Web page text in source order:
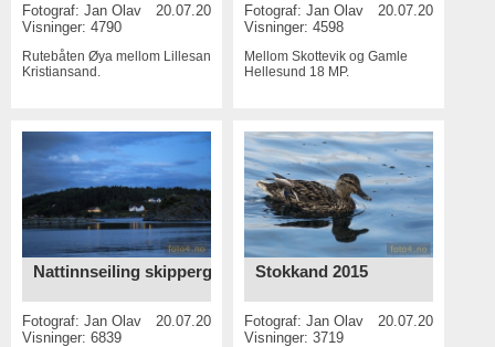
Fotograf: Jan Olav
20.07.2015
Visninger: 4790
Rutebåten Øya mellom Lillesand og
Kristiansand.
Fotograf:Jan Olav
20.07.2015
Visninger: 4598
Mellom Skottevik og Gamle
Hellesund 18 MP.
Nattinnseiling skippergata
Fotograf: Jan Olav
20.07.2015
Visninger: 6839
Stokkand 2015
Fotograf:Jan Olav
20.07.2015
Visninger: 3719